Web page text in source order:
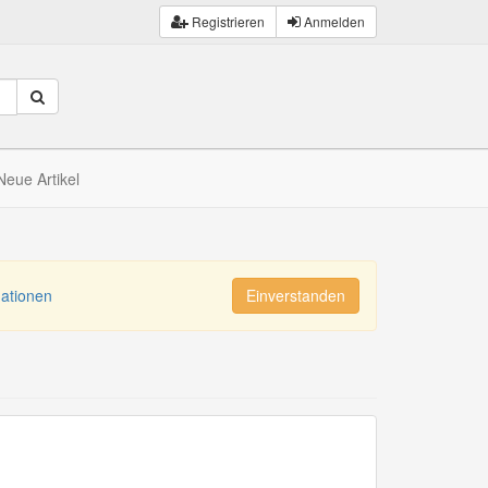
Registrieren Anmelden
Artikel
Einverstanden